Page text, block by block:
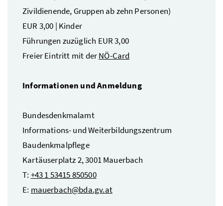
Zivildienende, Gruppen ab zehn Personen)
EUR 3,00 | Kinder
Führungen zuzüglich EUR 3,00
Freier Eintritt mit derNÖ-Card
Informationen und Anmeldung
Bundesdenkmalamt
Informations- und Weiterbildungszentrum
Baudenkmalpflege
Kartäuserplatz 2, 3001 Mauerbach
T: +43 1 53415 850500
E: mauerbach@bda.gv.at